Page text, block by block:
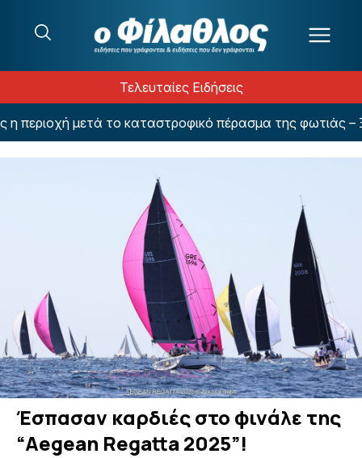
Τελευταίες Ειδήσεις
μετά το καταστροφικό πέρασμα της φωτιάς –
Έσπασαν καρδιές στο φινάλε της
“Aegean Regatta 2025”!